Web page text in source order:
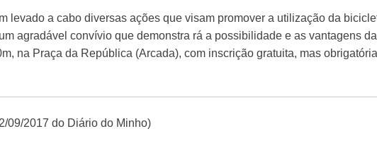
levado a cabo diversas ações que visam promover a utilização da
agradável convívio que demonstra rá a possibilidade e as vantagens
na Praça da República (Arcada), com inscrição gratuita, mas
09/2017 do Diário do Minho)